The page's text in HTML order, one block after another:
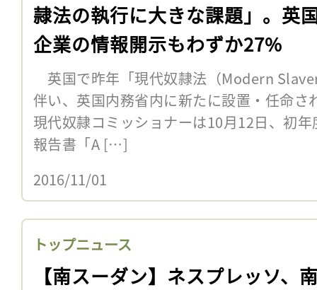
隷法の執行に大きな課題」。英
企業の情報開示もわずか27%
英国で昨年「現代奴隷法（Modern
伴い、英国内務省内に新たに設置・任命さ
現代奴隷コミッショナーは10月12日、初
報告書「A […]
2016/11/01
トップニュース
【南スーダン】ネスプレッソ、